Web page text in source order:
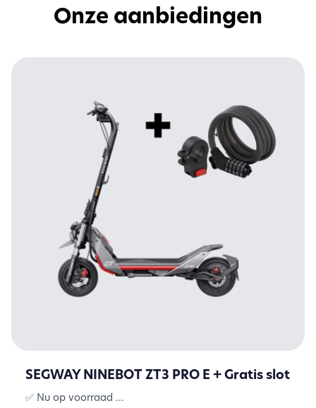
Onze aanbiedingen
SEGWAY NINEBOT ZT3 PRO E + Gratis slot
✅ Nu op voorraad ...